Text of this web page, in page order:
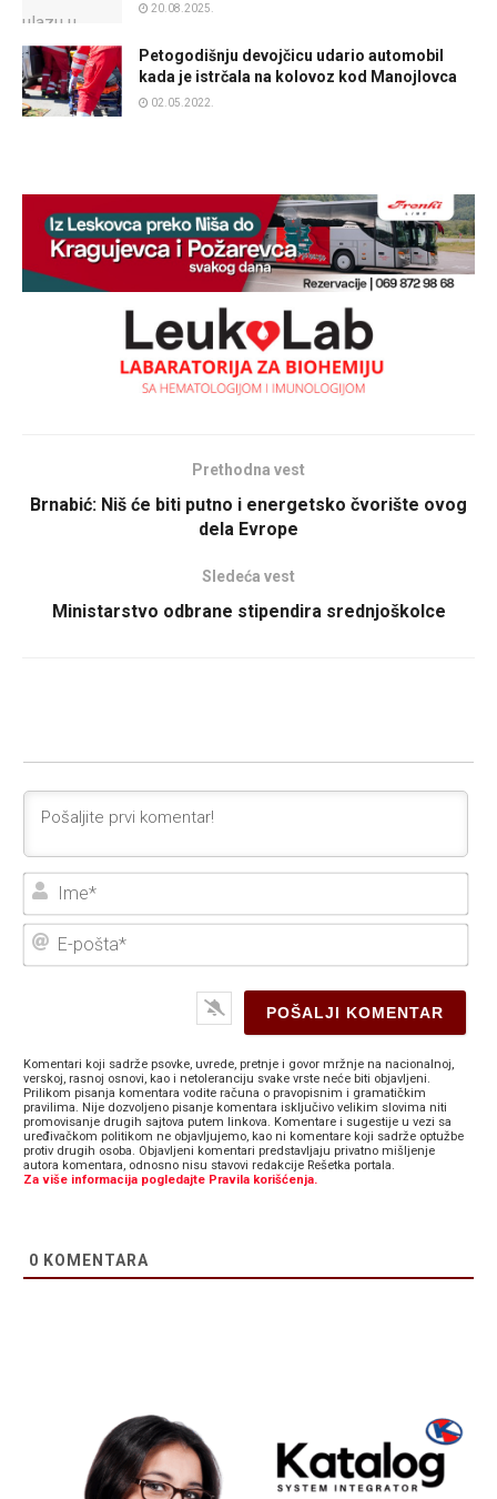
20.08.2025.
Petogodišnju devojčicu udario automobil
kada je istrčala na kolovoz kod Manojlovca
02.05.2022.
Prethodna vest
Brnabić: Niš će biti putno i energetsko čvorište ovog
dela Evrope
Sledeća vest
Ministarstvo odbrane stipendira srednjoškolce
E-
Komentari koji sadrže psovke, uvrede, pretnje i govor mržnje na nacionalnoj,
verskoj, rasnoj osnovi, kao i netoleranciju svake vrste neće biti objavljeni.
Prilikom pisanja komentara vodite računa o pravopisnim i gramatičkim
pravilima. Nije dozvoljeno pisanje komentara isključivo velikim slovima niti
promovisanje drugih sajtova putem linkova. Komentare i sugestije u vezi sa
uređivačkom politikom ne objavljujemo, kao ni komentare koji sadrže optužbe
protiv drugih osoba. Objavljeni komentari predstavljaju privatno mišljenje
autora komentara, odnosno nisu stavovi redakcije Rešetka portala.
Za više informacija pogledajte Pravila korišćenja.
0 KOMENTARA